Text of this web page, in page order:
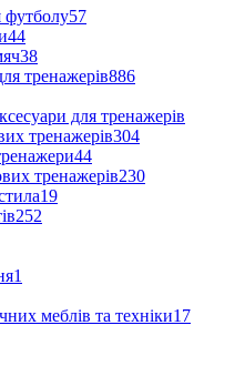
футболу57
44
38
тренажерів886
для тренажерів
тренажерів304
44
тренажерів230
19
252
1
меблів та техніки17